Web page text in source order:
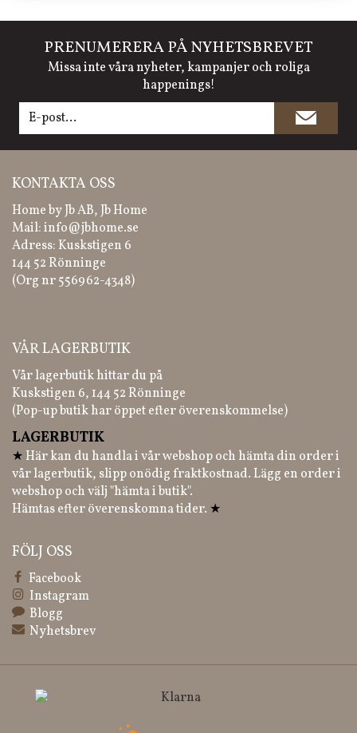
PRENUMERERA PÅ NYHETSBREVET
Missa inte våra nyheter, kampanjer och roliga
happenings!
KONTAKTA OSS
Home by Jb AB, Jb Home
Mail:info@jbhome.se
Adress: Kuskstigen 6
144 52 Rönninge
(Org nr 556962-4348)
VÅR LAGERBUTIK
Vår lagerbutik hittar du på
Kuskstigen 6, 144 52 Rönninge
(Pop-up butik har öppet efter överenskommelse)
LAGERBUTIK
★ Här kan du handla i vår webshop och hämta din order i
vår lagerbutik, slipp onödig fraktkostnad. Lägg en order i
webshop och välj "hämta i butik".
Hämtas efter överenskomna tider. ★
FÖLJ OSS
Facebook
Instagram
Blogg
Nyhetsbrev